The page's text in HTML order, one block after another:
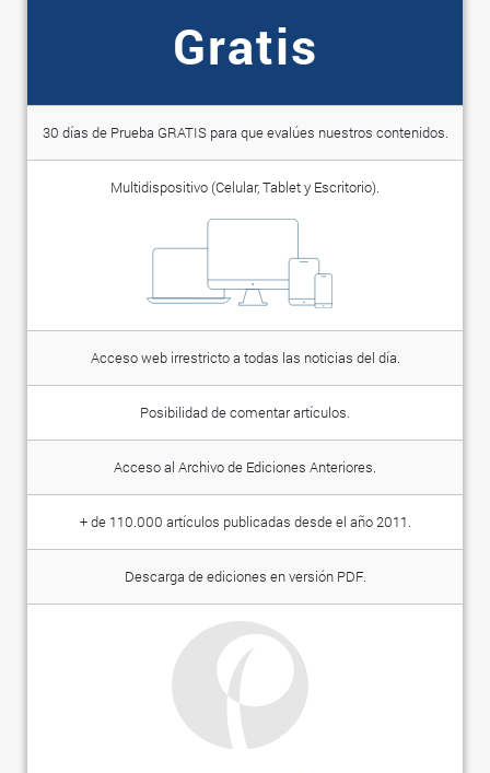
Gratis
30 días de Prueba GRATIS para que evalúes nuestros contenidos.
Multidispositivo (Celular, Tablet y Escritorio).
Acceso web irrestricto a todas las noticias del día.
Posibilidad de comentar artículos.
Acceso al Archivo de Ediciones Anteriores.
+ de 110.000 artículos publicadas desde el año 2011.
Descarga de ediciones en versión PDF.